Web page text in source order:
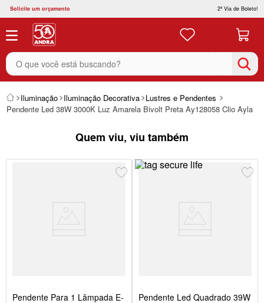
Solicite um orçamento 2ª Via de Boleto!
O que você está buscando?
Iluminação Iluminação Decorativa Lustres e Pendentes
Pendente Led 38W 3000K Luz Amarela Bivolt Preta Ay128058 Clio Ayla
Quem viu, viu também
Pendente Para 1 Lâmpada E-
Pendente Led Quadrado 39W